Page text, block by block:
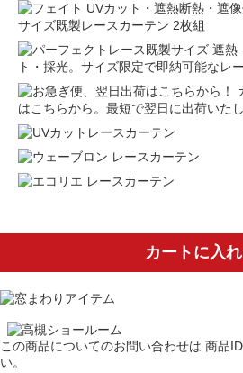
UVカット・遮熱断熱・遮
サイズ既製レースカーテン 2枚組
遮熱
ト・採光。サイズ限定で即納可能なレ
はこちらから。最短で翌日に出荷いた
カートに入
この商品についてのお問い合わせは 商品
い。